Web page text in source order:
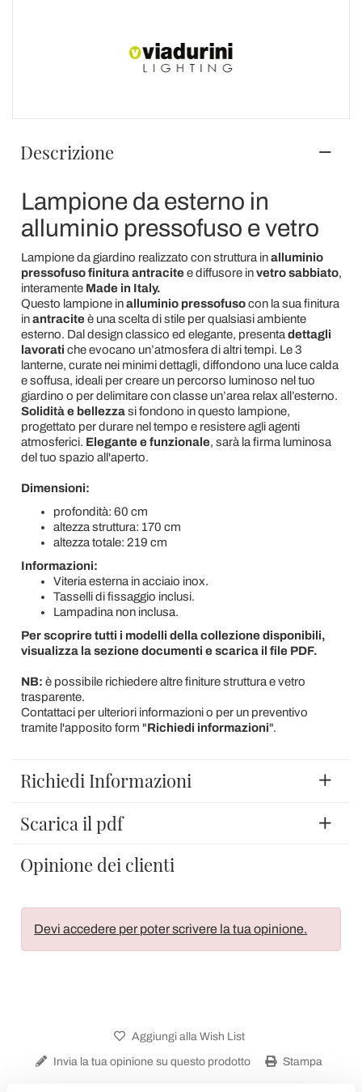
Descrizione
Lampione da esterno in
alluminio pressofuso e vetro
Lampione da giardino realizzato con struttura inalluminio
pressofuso finitura antracitee diffusore invetro sabbiato,
interamente Made in Italy.
Questo lampione inalluminio pressofusocon la sua finitura
inantraciteè una scelta di stile per qualsiasi ambiente
esterno. Dal design classico ed elegante, presenta dettagli
lavorati che evocano un’atmosfera di altri tempi. Le 3
lanterne, curate nei minimi dettagli, diffondono una luce calda
e soffusa, ideali per creare un percorso luminoso nel tuo
giardino o per delimitare con classe un’area relax all’esterno.
Solidità e bellezzasi fondono in questo lampione,
progettato per durare nel tempo e resistere agli agenti
atmosferici. Elegante e funzionale, sarà la firma luminosa
del tuo spazio all'aperto.
Dimensioni:
profondità: 60 cm
altezza struttura: 170 cm
altezza totale: 219 cm
Informazioni:
Viteria esterna in acciaio inox.
Tasselli di fissaggio inclusi.
Lampadina non inclusa.
Per scoprire tutti i modelli della collezione disponibili,
visualizza la sezione documenti e scarica il file PDF.
NB: è possibile richiedere altre finiture struttura e vetro
trasparente.
Contattaci per ulteriori informazioni o per un preventivo
tramite l'apposito form "Richiedi informazioni".
Richiedi Informazioni
Scarica il pdf
Opinione dei clienti
Devi accedere per poter scrivere la tua opinione.
Aggiungi alla Wish List
Invia la tua opinione su questo prodotto Stampa